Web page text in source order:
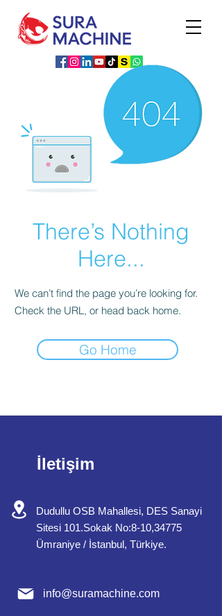
There’s Nothing
Here...
We can’t find the page you’re looking for.
Check the URL, or head back home.
Go Home
İletişim
Dudullu OSB Mahallesi, DES Sanayi
Sitesi 101.Sokak No:8-10,34775
Ümraniye / İstanbul, Türkiye.
info@suramachine.com